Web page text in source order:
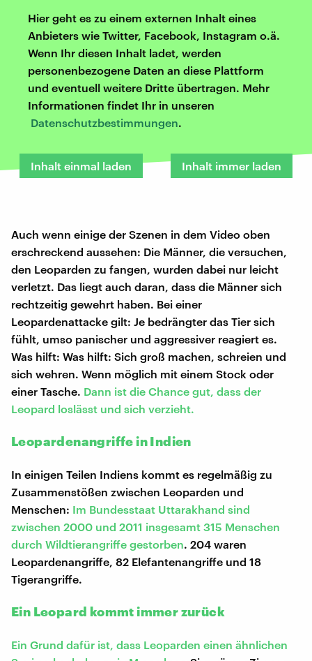
Hier geht es zu einem externen Inhalt eines
Anbieters wie Twitter, Facebook, Instagram o.ä.
Wenn Ihr diesen Inhalt ladet, werden
personenbezogene Daten an diese Plattform
und eventuell weitere Dritte übertragen. Mehr
Informationen findet Ihr in unseren
Datenschutzbestimmungen.
Inhalt einmal laden Inhalt immer laden
Auch wenn einige der Szenen in dem Video oben
erschreckend aussehen: Die Männer, die versuchen,
den Leoparden zu fangen, wurden dabei nur leicht
verletzt. Das liegt auch daran, dass die Männer sich
rechtzeitig gewehrt haben. Bei einer
Leopardenattacke gilt: Je bedrängter das Tier sich
fühlt, umso panischer und aggressiver reagiert es.
Was hilft: Was hilft: Sich groß machen, schreien und
sich wehren. Wenn möglich mit einem Stock oder
einer Tasche. Dann ist die Chance gut, dass der
Leopard loslässt und sich verzieht.
Leopardenangriffe in Indien
In einigen Teilen Indiens kommt es regelmäßig zu
Zusammenstößen zwischen Leoparden und
Menschen: Im Bundesstaat Uttarakhand sind
zwischen 2000 und 2011 insgesamt 315 Menschen
durch Wildtierangriffe gestorben. 204 waren
Leopardenangriffe, 82 Elefantenangriffe und 18
Tigerangriffe.
Ein Leopard kommt immer zurück
Ein Grund dafür ist, dass Leoparden einen ähnlichen